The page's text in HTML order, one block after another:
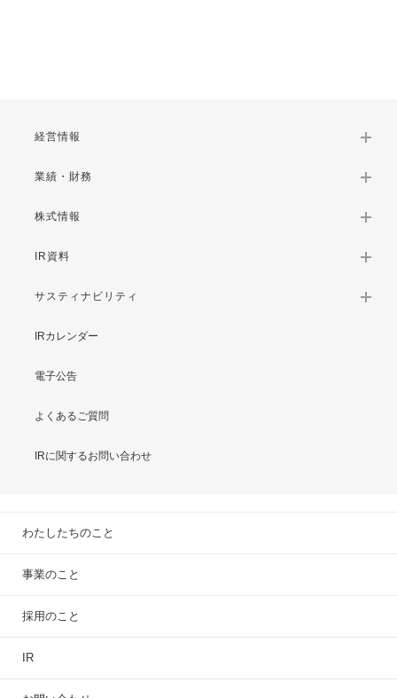
経営情報
業績・財務
株式情報
IR資料
サスティナビリティ
IRカレンダー
電子公告
よくあるご質問
IRに関するお問い合わせ
わたしたちのこと
事業のこと
採用のこと
IR